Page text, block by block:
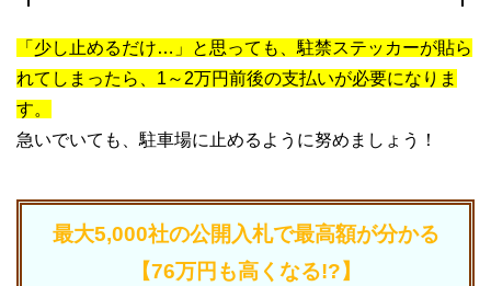
「少し止めるだけ…」と思っても、駐禁ステッカーが貼ら
れてしまったら、1～2万円前後の支払いが必要になりま
す。
急いでいても、駐車場に止めるように努めましょう！
最大5,000社の公開入札で最高額が分かる
【76万円も高くなる!?】